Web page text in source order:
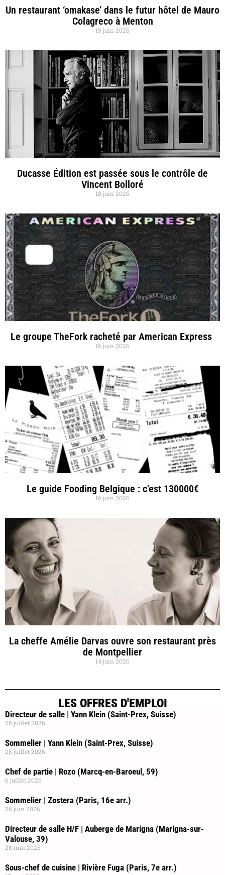
Un restaurant ‘omakase’ dans le futur hôtel de Mauro
Colagreco à Menton
19 juin 2026
Ducasse Édition est passée sous le contrôle de
Vincent Bolloré
18 juin 2026
Le groupe TheFork racheté par American Express
16 juin 2026
Le guide Fooding Belgique : c’est 130000€
16 juin 2026
La cheffe Amélie Darvas ouvre son restaurant près
de Montpellier
14 juin 2026
LES OFFRES D'EMPLOI
Directeur de salle | Yann Klein (Saint-Prex, Suisse)
28 juillet 2026
Sommelier | Yann Klein (Saint-Prex, Suisse)
28 juillet 2026
Chef de partie | Rozo (Marcq-en-Baroeul, 59)
6 juillet 2026
Sommelier | Zostera (Paris, 16e arr.)
26 juin 2026
Directeur de salle H/F | Auberge de Marigna (Marigna-sur-
Valouse, 39)
28 mai 2026
Sous-chef de cuisine | Rivière Fuga (Paris, 7e arr.)